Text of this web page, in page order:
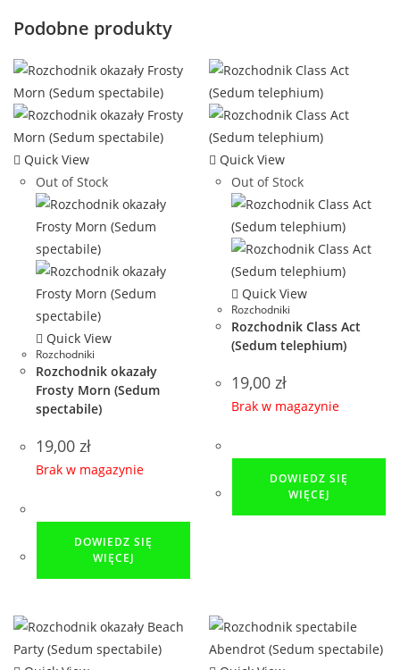
Podobne produkty
Quick View
Out of Stock
Quick View
Rozchodniki
Rozchodnik okazały
Frosty Morn (Sedum
spectabile)
19,00 zł
Brak w magazynie
DOWIEDZ SIĘ
WIĘCEJ
Quick View
Out of Stock
Quick View
Rozchodniki
Rozchodnik Class Act
(Sedum telephium)
19,00 zł
Brak w magazynie
DOWIEDZ SIĘ
WIĘCEJ